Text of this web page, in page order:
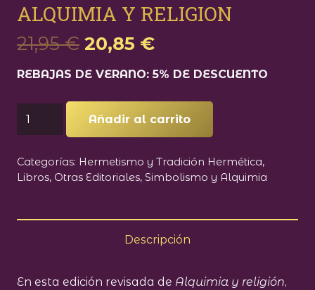
ALQUIMIA Y RELIGION
21,95€ El
original
era:
21,95 €.
20,85 €El
actual
es:
20,85 €.
REBAJAS DE VERANO: 5% DE DESCUENTO
ALQUIMIA
Y
cantidad
Añadir al carrito
Categorías: Hermetismo y Tradición Hermética,
Libros, Otras Editoriales, Simbolismo y Alquimia
Descripción
En esta edición revisada de Alquimia y religión,